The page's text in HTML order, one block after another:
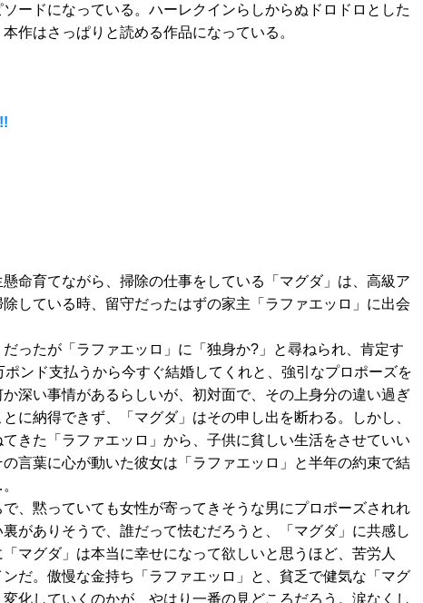
ードになっている。ハーレクインらしからぬドロドロとした
作はさっぱりと読める作品になっている。
命育てながら、掃除の仕事をしている「マグダ」は、高級ア
している時、留守だったはずの家主「ラファエッロ」に出会
ったが「ラファエッロ」に「独身か?」と尋ねられ、肯定す
ポンド支払うから今すぐ結婚してくれと、強引なプロポーズを
深い事情があるらしいが、初対面で、その上身分の違い過ぎ
に納得できず、「マグダ」はその申し出を断わる。しかし、
きた「ラファエッロ」から、子供に貧しい生活をさせていい
言葉に心が動いた彼女は「ラファエッロ」と半年の約束で結
、黙っていても女性が寄ってきそうな男にプロポーズされれ
がありそうで、誰だって怯むだろうと、「マグダ」に共感し
マグダ」は本当に幸せになって欲しいと思うほど、苦労人
だ。傲慢な金持ち「ラファエッロ」と、貧乏で健気な「マグ
化していくのかが、やはり一番の見どころだろう。涙なくし